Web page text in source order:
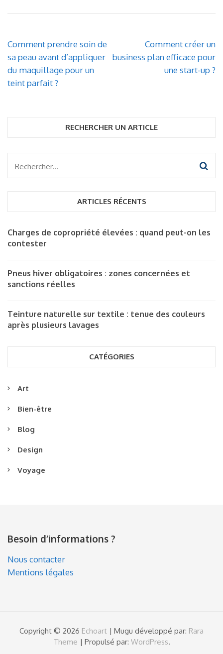
Navigation
de
l’article
Comment prendre soin de
sa peau avant d’appliquer
du maquillage pour un
teint parfait ?
Comment créer un
business plan efficace pour
une start-up ?
RECHERCHER UN ARTICLE
Rechercher :
ARTICLES RÉCENTS
Charges de copropriété élevées : quand peut-on les
contester
Pneus hiver obligatoires : zones concernées et
sanctions réelles
Teinture naturelle sur textile : tenue des couleurs
après plusieurs lavages
CATÉGORIES
Art
Bien-être
Blog
Design
Voyage
Besoin d’informations ?
Nous contacter
Mentions légales
Copyright © 2026 Echoart | Mugu développé par: Rara
Theme | Propulsé par: WordPress.